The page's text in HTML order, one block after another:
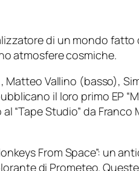
di un mondo
atmosfere cosmiche.
Vallino (basso),
il loro primo EP
“Tape Studio” da
From Space”: un
di Prometeo.